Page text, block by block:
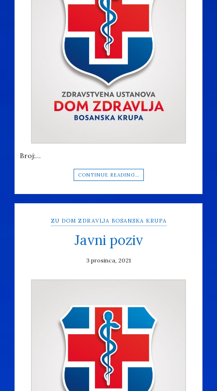
Broj:…
CONTINUE READING…
ZU DOM ZDRAVLJA BOSANSKA KRUPA
Javni poziv
3 prosinca, 2021